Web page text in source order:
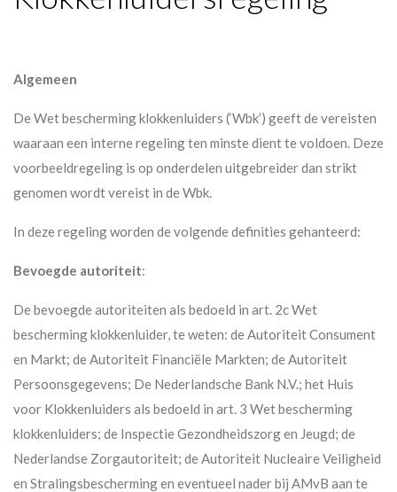
Algemeen
De Wet bescherming klokkenluiders (‘Wbk’) geeft de vereisten
waaraan een interne regeling ten minste dient te voldoen. Deze
voorbeeldregeling is op onderdelen uitgebreider dan strikt
genomen wordt vereist in de Wbk.
In deze regeling worden de volgende definities gehanteerd:
Bevoegde autoriteit:
De bevoegde autoriteiten als bedoeld in art. 2c Wet
bescherming klokkenluider, te weten: de Autoriteit Consument
en Markt; de Autoriteit Financiële Markten; de Autoriteit
Persoonsgegevens; De Nederlandsche Bank N.V.; het Huis
voor Klokkenluiders als bedoeld in art. 3 Wet bescherming
klokkenluiders; de Inspectie Gezondheidszorg en Jeugd; de
Nederlandse Zorgautoriteit; de Autoriteit Nucleaire Veiligheid
en Stralingsbescherming en eventueel nader bij AMvB aan te